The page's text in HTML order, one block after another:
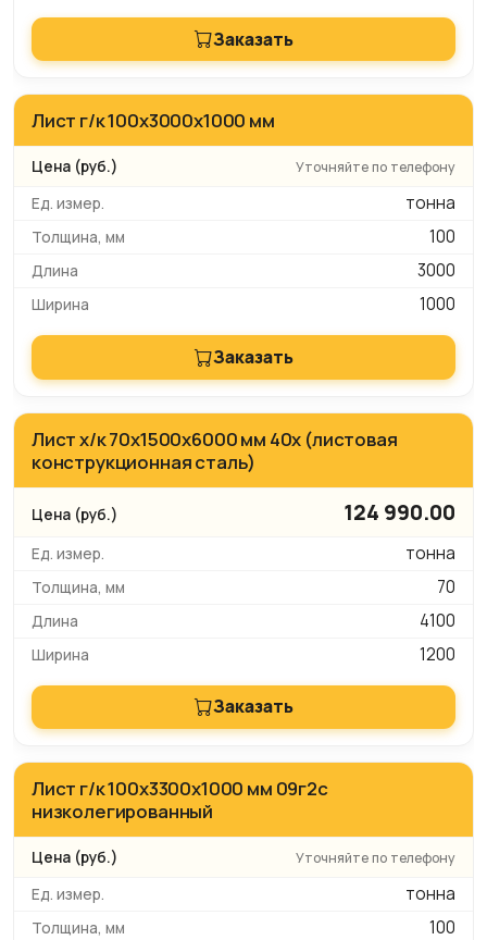
Заказать
Лист г/к 100х3000х1000 мм
Уточняйте по телефону
тонна
100
3000
1000
Заказать
Лист х/к 70х1500х6000 мм 40х (листовая
конструкционная сталь)
124 990.00
тонна
70
4100
1200
Заказать
Лист г/к 100х3300х1000 мм 09г2с
низколегированный
Уточняйте по телефону
тонна
100